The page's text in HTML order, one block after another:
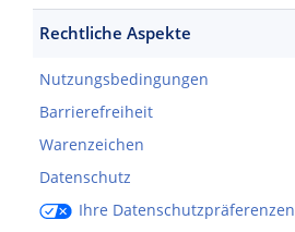
Rechtliche Aspekte
Nutzungsbedingungen
Barrierefreiheit
Warenzeichen
Datenschutz
Ihre Datenschutzpräferenzen